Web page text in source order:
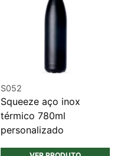
S052
Squeeze aço inox
térmico 780ml
personalizado